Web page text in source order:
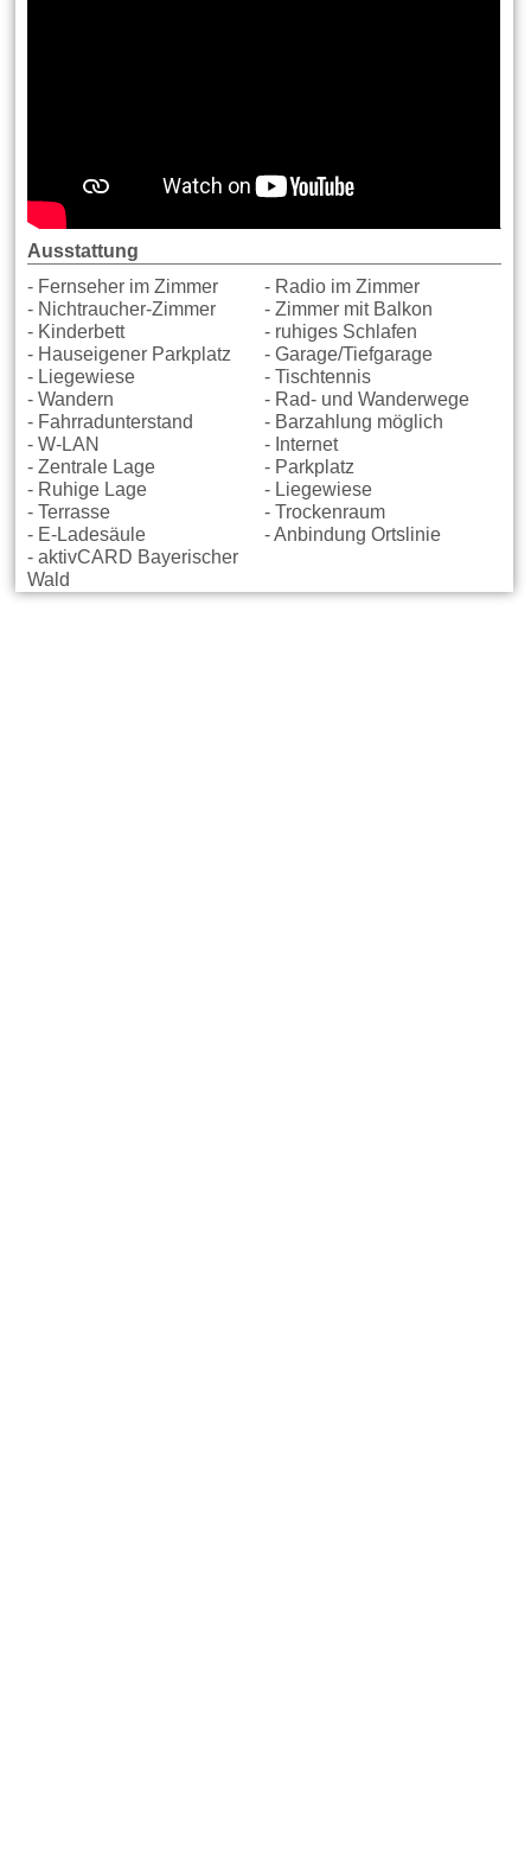
Ausstattung
- Fernseher im Zimmer
- Radio im Zimmer
- Nichtraucher-Zimmer
- Zimmer mit Balkon
- Kinderbett
- ruhiges Schlafen
- Hauseigener Parkplatz
- Garage/Tiefgarage
- Liegewiese
- Tischtennis
- Wandern
- Rad- und Wanderwege
- Fahrradunterstand
- Barzahlung möglich
- W-LAN
- Internet
- Zentrale Lage
- Parkplatz
- Ruhige Lage
- Liegewiese
- Terrasse
- Trockenraum
- E-Ladesäule
- Anbindung Ortslinie
- aktivCARD Bayerischer
Wald